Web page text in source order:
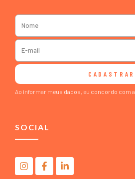
CADASTRAR
Ao informar meus dados, eu concordo com a
SOCIAL